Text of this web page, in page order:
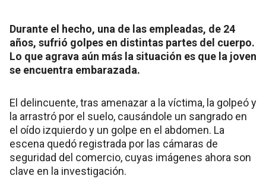
Durante el hecho, una de las empleadas, de 24
años, sufrió golpes en distintas partes del cuerpo.
Lo que agrava aún más la situación es que la joven
se encuentra embarazada.
El delincuente, tras amenazar a la víctima, la golpeó y
la arrastró por el suelo, causándole un sangrado en
el oído izquierdo y un golpe en el abdomen. La
escena quedó registrada por las cámaras de
seguridad del comercio, cuyas imágenes ahora son
clave en la investigación.